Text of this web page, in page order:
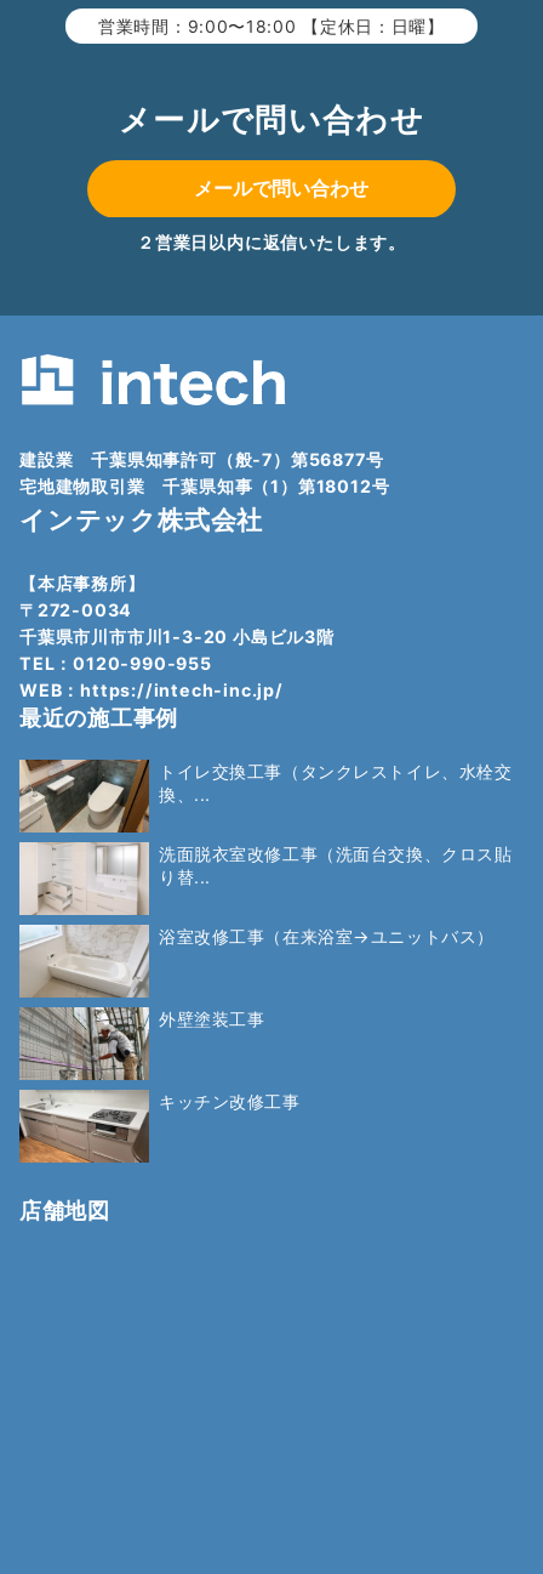
営業時間：9:00〜18:00 【定休日：日曜】
メールで問い合わせ
メールで問い合わせ
２営業日以内に返信いたします。
建設業 千葉県知事許可（般-7）第56877号
宅地建物取引業 千葉県知事（1）第18012号
インテック株式会社
【本店事務所】
〒272-0034
千葉県市川市市川1-3-20 小島ビル3階
TEL：0120-990-955
WEB：https://intech-inc.jp/
最近の施工事例
トイレ交換工事（タンクレストイレ、水栓交
換、...
洗面脱衣室改修工事（洗面台交換、クロス貼
り替...
浴室改修工事（在来浴室→ユニットバス）
外壁塗装工事
キッチン改修工事
店舗地図